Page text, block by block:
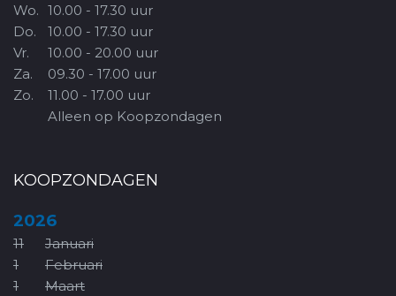
Wo.
Do.
Vr.
Za.
Zo.
10.00 - 17.30 uur
10.00 - 17.30 uur
10.00 - 20.00 uur
09.30 - 17.00 uur
11.00 - 17.00 uur
Alleen op Koopzondagen
KOOPZONDAGEN
2026
11
Januari
1
Februari
1
Maart